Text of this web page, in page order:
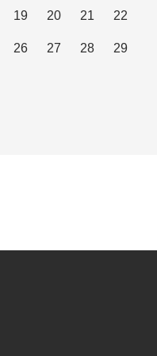
19 20 21 22
26 27 28 29